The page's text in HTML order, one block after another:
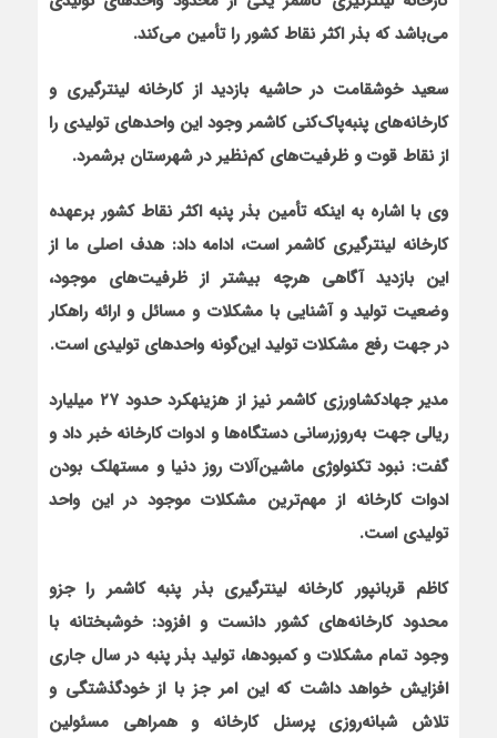
می‌باشد که بذر اکثر نقاط کشور را تأمین می‌کند.
سعید خوش‏قامت در حاشیه بازدید از کارخانه لینترگیری و
کارخانه‌های پنبه‌پاک‌کنی کاشمر وجود این واحدهای تولیدی را
از نقاط قوت و ظرفیت‌های کم‌نظیر در شهرستان برشمرد.
وی با اشاره به این‏که تأمین بذر پنبه اکثر نقاط کشور برعهده
کارخانه لینترگیری کاشمر است، ادامه داد: هدف اصلی ما از
این بازدید آگاهی هرچه بیشتر از ظرفیت‌های موجود،
وضعیت تولید و آشنایی با مشکلات و مسائل و ارائه راهکار
در جهت رفع مشکلات تولید این‌گونه واحدهای تولیدی است.
مدیر جهادکشاورزی کاشمر نیز از هزینه‏کرد حدود ۲۷ میلیارد
ریالی جهت به‌روزرسانی دستگاه‌ها و ادوات کارخانه خبر داد و
گفت: نبود تکنولوژی ماشین‌آلات روز دنیا و مستهلک بودن
ادوات کارخانه از مهم‌ترین مشکلات موجود در این واحد
تولیدی است.
کاظم قربان‏پور کارخانه لینترگیری بذر پنبه کاشمر را جزو
محدود کارخانه‌های کشور دانست و افزود: خوشبختانه با
وجود تمام مشکلات و کمبودها، تولید بذر پنبه در سال جاری
افزایش خواهد داشت که این امر جز با از خودگذشتگی و
تلاش شبانه‌روزی پرسنل کارخانه و همراهی مسئولین